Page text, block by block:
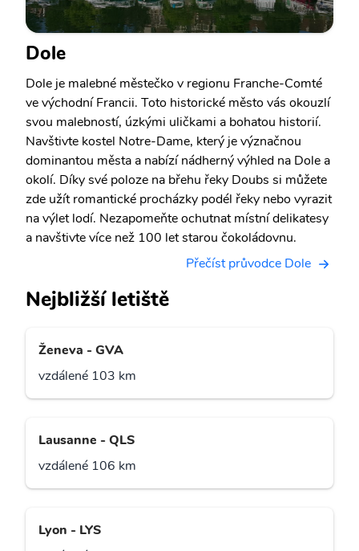
Dole
Dole je malebné městečko v regionu Franche-Comté
ve východní Francii. Toto historické město vás okouzlí
svou malebností, úzkými uličkami a bohatou historií.
Navštivte kostel Notre-Dame, který je význačnou
dominantou města a nabízí nádherný výhled na Dole a
okolí. Díky své poloze na břehu řeky Doubs si můžete
zde užít romantické procházky podél řeky nebo vyrazit
na výlet lodí. Nezapomeňte ochutnat místní delikatesy
a navštivte více než 100 let starou čokoládovnu.
Přečíst průvodce Dole
Nejbližší letiště
Ženeva - GVA
vzdálené 103 km
Lausanne - QLS
vzdálené 106 km
Lyon - LYS